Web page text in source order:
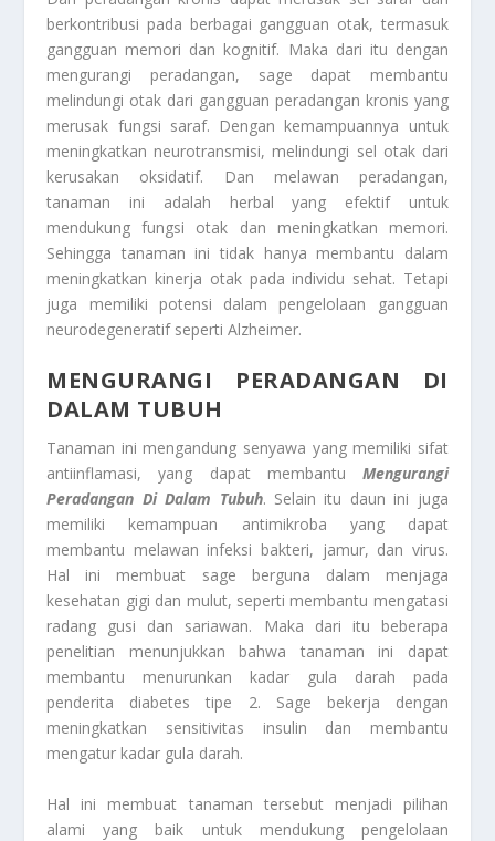
berkontribusi pada berbagai gangguan otak, termasuk
gangguan memori dan kognitif. Maka dari itu dengan
mengurangi peradangan, sage dapat membantu
melindungi otak dari gangguan peradangan kronis yang
merusak fungsi saraf. Dengan kemampuannya untuk
meningkatkan neurotransmisi, melindungi sel otak dari
kerusakan oksidatif. Dan melawan peradangan,
tanaman ini adalah herbal yang efektif untuk
mendukung fungsi otak dan meningkatkan memori.
Sehingga tanaman ini tidak hanya membantu dalam
meningkatkan kinerja otak pada individu sehat. Tetapi
juga memiliki potensi dalam pengelolaan gangguan
neurodegeneratif seperti Alzheimer.
MENGURANGI PERADANGAN DI
DALAM TUBUH
Tanaman ini mengandung senyawa yang memiliki sifat
antiinflamasi, yang dapat membantu Mengurangi
Peradangan Di Dalam Tubuh. Selain itu daun ini juga
memiliki kemampuan antimikroba yang dapat
membantu melawan infeksi bakteri, jamur, dan virus.
Hal ini membuat sage berguna dalam menjaga
kesehatan gigi dan mulut, seperti membantu mengatasi
radang gusi dan sariawan. Maka dari itu beberapa
penelitian menunjukkan bahwa tanaman ini dapat
membantu menurunkan kadar gula darah pada
penderita diabetes tipe 2. Sage bekerja dengan
meningkatkan sensitivitas insulin dan membantu
mengatur kadar gula darah.
Hal ini membuat tanaman tersebut menjadi pilihan
alami yang baik untuk mendukung pengelolaan